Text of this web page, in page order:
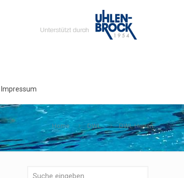
Impressum
Home DWL DWL Herren